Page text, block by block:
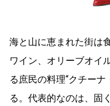
海と山に恵まれた街は
ワイン、オリーブオイ
る庶民の料理“クチー
る。代表的なのは、固